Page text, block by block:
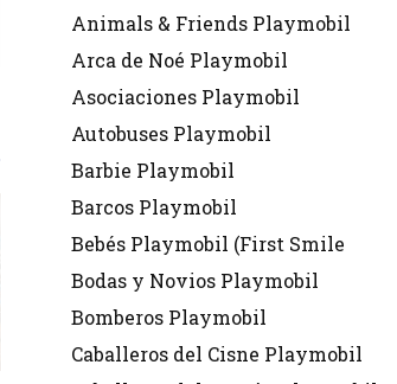
Animals & Friends Playmobil
Arca de Noé Playmobil
Asociaciones Playmobil
Autobuses Playmobil
Barbie Playmobil
Barcos Playmobil
Bebés Playmobil (First Smile
Bodas y Novios Playmobil
Bomberos Playmobil
Caballeros del Cisne Playmobil